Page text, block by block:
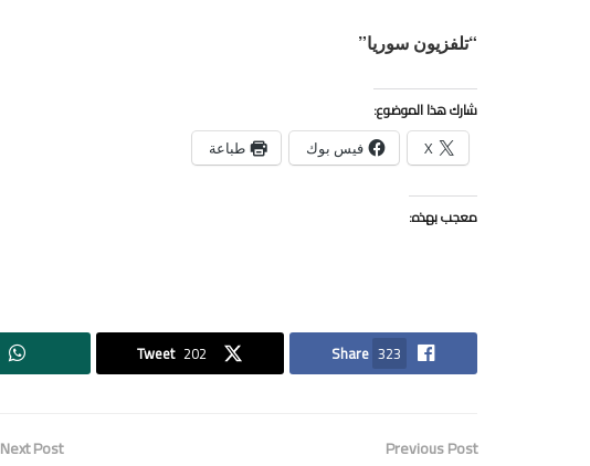
“تلفزيون سوريا”
شارك هذا الموضوع:
X فيس بوك طباعة
معجب بهذه:
Share 323
Tweet 202
Previous Post
Next Post